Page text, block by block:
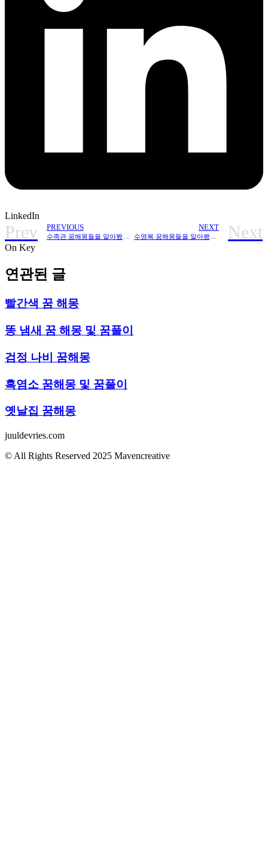
LinkedIn
Prev PREVIOUS NEXT
수영복 꿈해몽들을 알아봤어요, 해석과 의미 Next
On Key
연관된 글
빨간색 꿈 해몽
똥 냄새 꿈 해몽 및 꿈풀이
검정 나비 꿈해몽
흑염소 꿈해몽 및 꿈풀이
옛날집 꿈해몽
juuldevries.com
© All Rights Reserved 2025 Mavencreative